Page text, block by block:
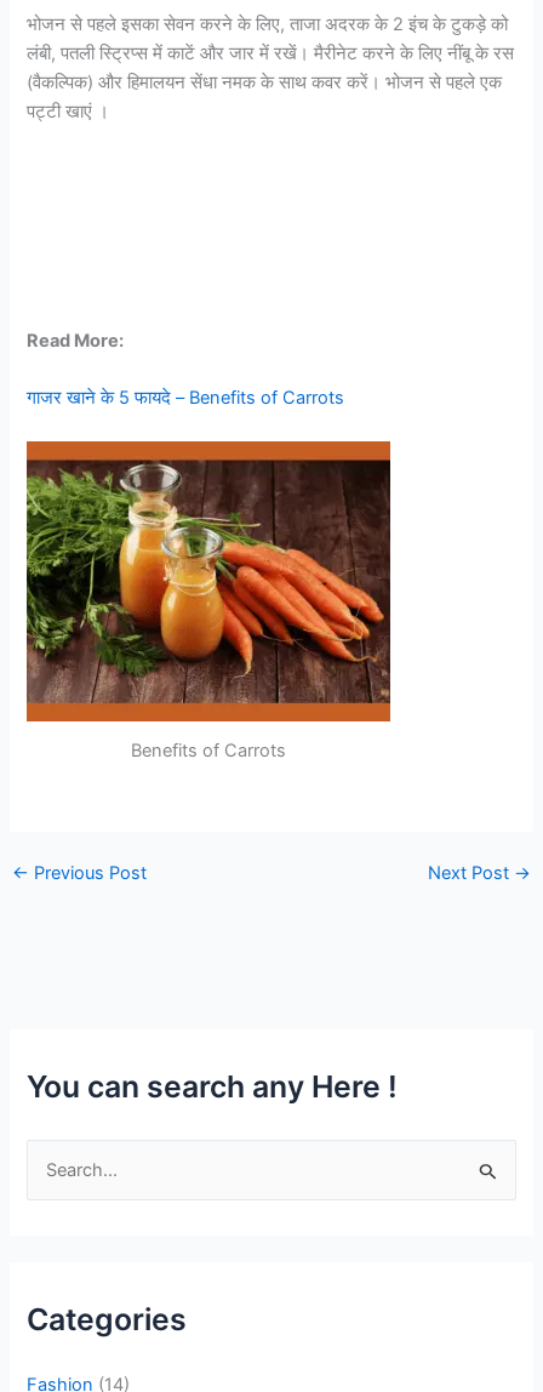
भोजन से पहले इसका सेवन करने के लिए, ताजा अदरक के 2 इंच के टुकड़े को
लंबी, पतली स्ट्रिप्स में काटें और जार में रखें। मैरीनेट करने के लिए नींबू के रस
(वैकल्पिक) और हिमालयन सेंधा नमक के साथ कवर करें। भोजन से पहले एक
पट्टी खाएं ।
Read More:
गाजर खाने के 5 फायदे – Benefits of Carrots
Benefits of Carrots
← Previous Post Next Post →
You can search any Here !
h
Categories
Fashion (14)